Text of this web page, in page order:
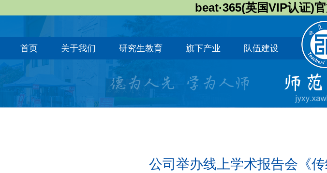
beat·365(英国VIP认证)
首页 关于我们 研究生教育 旗下产业 队伍建设
公司举办线上学术报告会《